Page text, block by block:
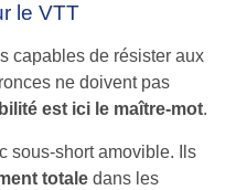
le VTT
capables de résister aux
ne doivent pas
est ici le maître-mot.
sous-short amovible. Ils
totale dans les